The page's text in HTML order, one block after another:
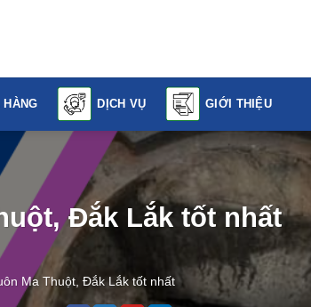
DỊCH VỤ GIỚI THIỆU
Đắk Lắk tốt nhất
Ma Thuột, Đắk Lắk tốt nhất